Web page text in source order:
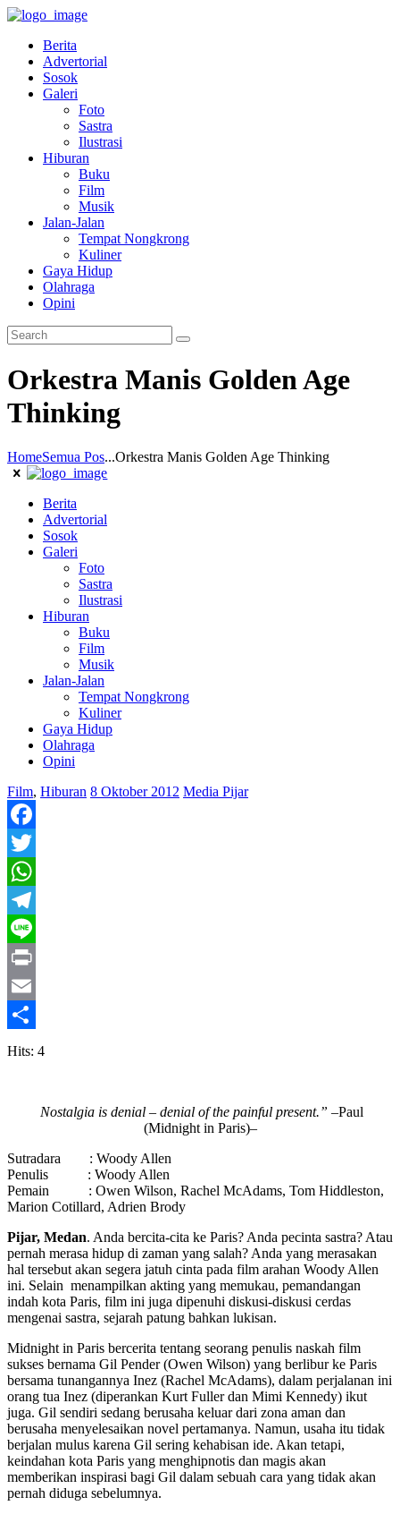
Berita
Advertorial
Sosok
Galeri
Foto
Sastra
Ilustrasi
Hiburan
Buku
Film
Musik
Jalan-Jalan
Tempat Nongkrong
Kuliner
Gaya Hidup
Olahraga
Opini
Orkestra Manis Golden Age
Thinking
HomeSemua Pos...Orkestra Manis Golden Age Thinking
Berita
Advertorial
Sosok
Galeri
Foto
Sastra
Ilustrasi
Hiburan
Buku
Film
Musik
Jalan-Jalan
Tempat Nongkrong
Kuliner
Gaya Hidup
Olahraga
Opini
Film, Hiburan 8 Oktober 2012 Media Pijar
Facebook
Twitter
WhatsApp
Telegram
Line
Print
Email
Share
Hits: 4
Nostalgia is denial – denial of the painful present.” –Paul
(Midnight in Paris)–
Sutradara : Woody Allen
Penulis : Woody Allen
Pemain : Owen Wilson, Rachel McAdams, Tom Hiddleston,
Marion Cotillard, Adrien Brody
Pijar, Medan. Anda bercita-cita ke Paris? Anda pecinta sastra? Atau
pernah merasa hidup di zaman yang salah? Anda yang merasakan
hal tersebut akan segera jatuh cinta pada film arahan Woody Allen
ini. Selain menampilkan akting yang memukau, pemandangan
indah kota Paris, film ini juga dipenuhi diskusi-diskusi cerdas
mengenai sastra, sejarah patung bahkan lukisan.
Midnight in Paris bercerita tentang seorang penulis naskah film
sukses bernama Gil Pender (Owen Wilson) yang berlibur ke Paris
bersama tunangannya Inez (Rachel McAdams), dalam perjalanan ini
orang tua Inez (diperankan Kurt Fuller dan Mimi Kennedy) ikut
juga. Gil sendiri sedang berusaha keluar dari zona aman dan
berusaha menyelesaikan novel pertamanya. Namun, usaha itu tidak
berjalan mulus karena Gil sering kehabisan ide. Akan tetapi,
keindahan kota Paris yang menghipnotis dan magis akan
memberikan inspirasi bagi Gil dalam sebuah cara yang tidak akan
pernah diduga sebelumnya.